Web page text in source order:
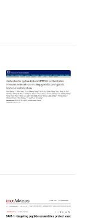
的“帮凶”—PPFIA4
团队发现VCAM-1